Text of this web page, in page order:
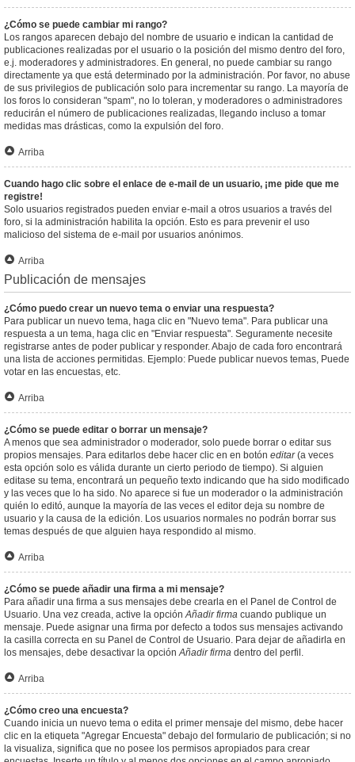
¿Cómo se puede cambiar mi rango?
Los rangos aparecen debajo del nombre de usuario e indican la cantidad de
publicaciones realizadas por el usuario o la posición del mismo dentro del foro,
e.j. moderadores y administradores. En general, no puede cambiar su rango
directamente ya que está determinado por la administración. Por favor, no abuse
de sus privilegios de publicación solo para incrementar su rango. La mayoría de
los foros lo consideran "spam", no lo toleran, y moderadores o administradores
reducirán el número de publicaciones realizadas, llegando incluso a tomar
medidas mas drásticas, como la expulsión del foro.
Arriba
Cuando hago clic sobre el enlace de e-mail de un usuario, ¡me pide que me
registre!
Solo usuarios registrados pueden enviar e-mail a otros usuarios a través del
foro, si la administración habilita la opción. Esto es para prevenir el uso
malicioso del sistema de e-mail por usuarios anónimos.
Arriba
Publicación de mensajes
¿Cómo puedo crear un nuevo tema o enviar una respuesta?
Para publicar un nuevo tema, haga clic en "Nuevo tema". Para publicar una
respuesta a un tema, haga clic en "Enviar respuesta". Seguramente necesite
registrarse antes de poder publicar y responder. Abajo de cada foro encontrará
una lista de acciones permitidas. Ejemplo: Puede publicar nuevos temas, Puede
votar en las encuestas, etc.
Arriba
¿Cómo se puede editar o borrar un mensaje?
A menos que sea administrador o moderador, solo puede borrar o editar sus
propios mensajes. Para editarlos debe hacer clic en en botón editar(a veces
esta opción solo es válida durante un cierto periodo de tiempo). Si alguien
editase su tema, encontrará un pequeño texto indicando que ha sido modificado
y las veces que lo ha sido. No aparece si fue un moderador o la administración
quién lo editó, aunque la mayoría de las veces el editor deja su nombre de
usuario y la causa de la edición. Los usuarios normales no podrán borrar sus
temas después de que alguien haya respondido al mismo.
Arriba
¿Cómo se puede añadir una firma a mi mensaje?
Para añadir una firma a sus mensajes debe crearla en el Panel de Control de
Usuario. Una vez creada, active la opciónAñadir firma cuando publique un
mensaje. Puede asignar una firma por defecto a todos sus mensajes activando
la casilla correcta en su Panel de Control de Usuario. Para dejar de añadirla en
los mensajes, debe desactivar la opciónAñadir firma dentro del perfil.
Arriba
¿Cómo creo una encuesta?
Cuando inicia un nuevo tema o edita el primer mensaje del mismo, debe hacer
clic en la etiqueta "Agregar Encuesta" debajo del formulario de publicación; si no
la visualiza, significa que no posee los permisos apropiados para crear